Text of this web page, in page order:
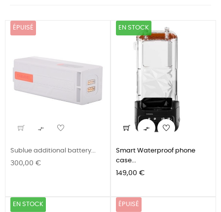
ÉPUISÉ

Sublue additional battery...
Prix
300,00 €
EN STOCK

Smart Waterproof phone
case...
Prix
149,00 €
EN STOCK ÉPUISÉ